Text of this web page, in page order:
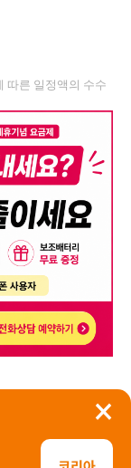
×
따른 일정액의 수수